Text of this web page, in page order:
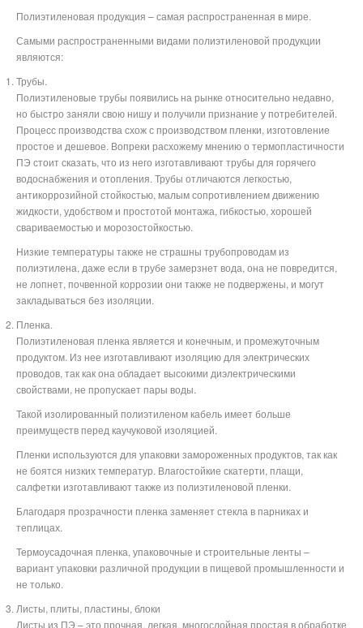
Полиэтиленовая продукция – самая распространенная в мире.
Самыми распространенными видами полиэтиленовой продукции
являются:
Трубы.
Полиэтиленовые трубы появились на рынке относительно недавно,
но быстро заняли свою нишу и получили признание у потребителей.
Процесс производства схож с производством пленки, изготовление
простое и дешевое. Вопреки расхожему мнению о термопластичности
ПЭ стоит сказать, что из него изготавливают трубы для горячего
водоснабжения и отопления. Трубы отличаются легкостью,
антикоррозийной стойкостью, малым сопротивлением движению
жидкости, удобством и простотой монтажа, гибкостью, хорошей
свариваемостью и морозостойкостью.
Низкие температуры также не страшны трубопроводам из
полиэтилена, даже если в трубе замерзнет вода, она не повредится,
не лопнет, почвенной коррозии они также не подвержены, и могут
закладываться без изоляции.
Пленка.
Полиэтиленовая пленка является и конечным, и промежуточным
продуктом. Из нее изготавливают изоляцию для электрических
проводов, так как она обладает высокими диэлектрическими
свойствами, не пропускает пары воды.
Такой изолированный полиэтиленом кабель имеет больше
преимуществ перед каучуковой изоляцией.
Пленки используются для упаковки замороженных продуктов, так как
не боятся низких температур. Влагостойкие скатерти, плащи,
салфетки изготавливают также из полиэтиленовой пленки.
Благодаря прозрачности пленка заменяет стекла в парниках и
теплицах.
Термоусадочная пленка, упаковочные и строительные ленты –
вариант упаковки различной продукции в пищевой промышленности и
не только.
Листы, плиты, пластины, блоки
Листы из ПЭ – это прочная, легкая, многослойная простая в обработке